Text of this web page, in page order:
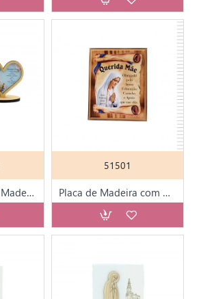
Placa Coração de Madeira e Acrílico 9 x 9 cm
51501
Placa de Madeira com Diploma